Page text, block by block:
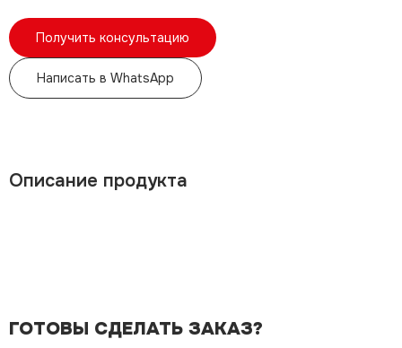
Получить консультацию
Написать в WhatsApp
Описание продукта
ГОТОВЫ СДЕЛАТЬ ЗАКАЗ?